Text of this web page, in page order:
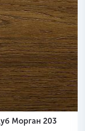
Морган 203